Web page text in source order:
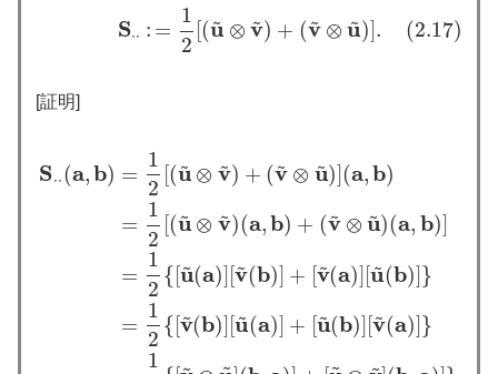
S⋅⋅ : =
1
2
[(u
~ ⊗ v
~) + (v
~ ⊗ u
~)]. (2.17)
(2.17) ⋅⋅: = 12 ~⊗ ( v~ u~ ) ].
[証明]
S⋅⋅(a,b) =
1
2
[(u
~ ⊗ v
~) + (v
~ ⊗ u
~)](a,b)
=
1
2
[(u
~ ⊗ v
~)(a,b) + (v
~ ⊗ u
~)(a, b)]
=
1
2
{[u
~(a)] [v
~(b)] + [v
~(a)] [u
~(b)]}
=
1
2
{[v
~(b)] [u
~(a)] + [u
~(b)] [v
~(a)]}
1
~ ~ ~ ~
~⊗